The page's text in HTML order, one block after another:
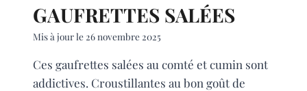
GAUFRETTES SALÉES
Mis à jour le 26 novembre 2025
Ces gaufrettes salées au comté et cumin sont
addictives. Croustillantes au bon goût de